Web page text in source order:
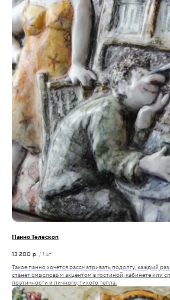
Панно Телескоп
13 200 р. / 1 шт
Такое панно хочется рассматривать подолгу, каждый
станет смысловым акцентом в гостиной, кабинете или
поэтичности и личного, тихого тепла.